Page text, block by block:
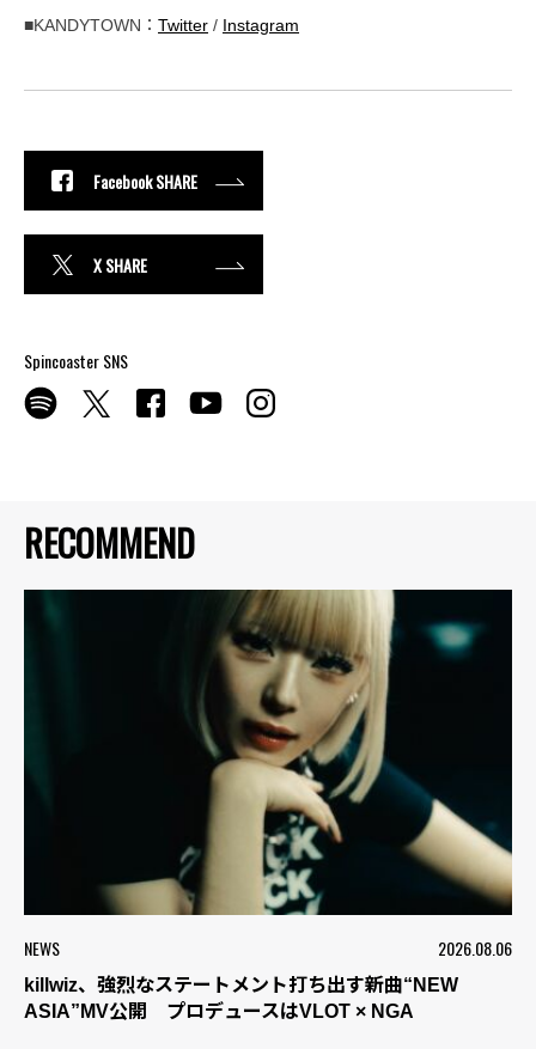
RECOMMEND
NEWS 2026.08.06
killwiz、強烈なステートメント打ち出す新曲“NEW
ASIA”MV公開 プロデュースはVLOT × NGA
■KANDYTOWN： Twitter / Instagram
Facebook SHARE
X SHARE
Spincoaster SNS